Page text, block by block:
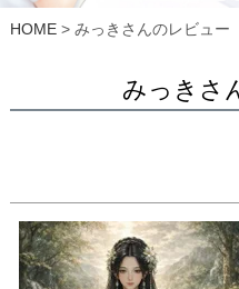
HOME みっきさんのレビュー
みっきさ